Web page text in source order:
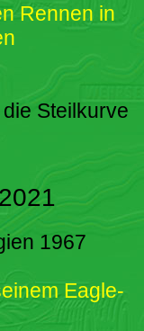
Rennen in
Steilkurve
1967
Eagle-